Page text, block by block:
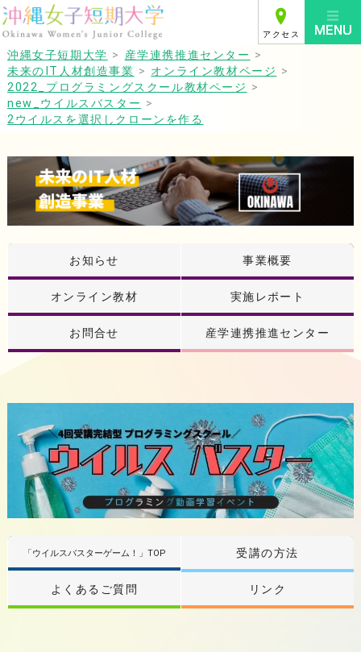
アクセス
沖縄女子短期大学 > 産学連携推進センター >
未来のIT人材創造事業 > オンライン教材ページ >
2022_プログラミングスクール教材ページ >
new_ウイルスバスター >
2ウイルスを選択しクローンを作る
お知らせ 事業概要
オンライン教材 実施レポート
お問合せ 産学連携推進センター
「ウイルスバスターゲーム！」TOP 受講の方法
よくあるご質問 リンク